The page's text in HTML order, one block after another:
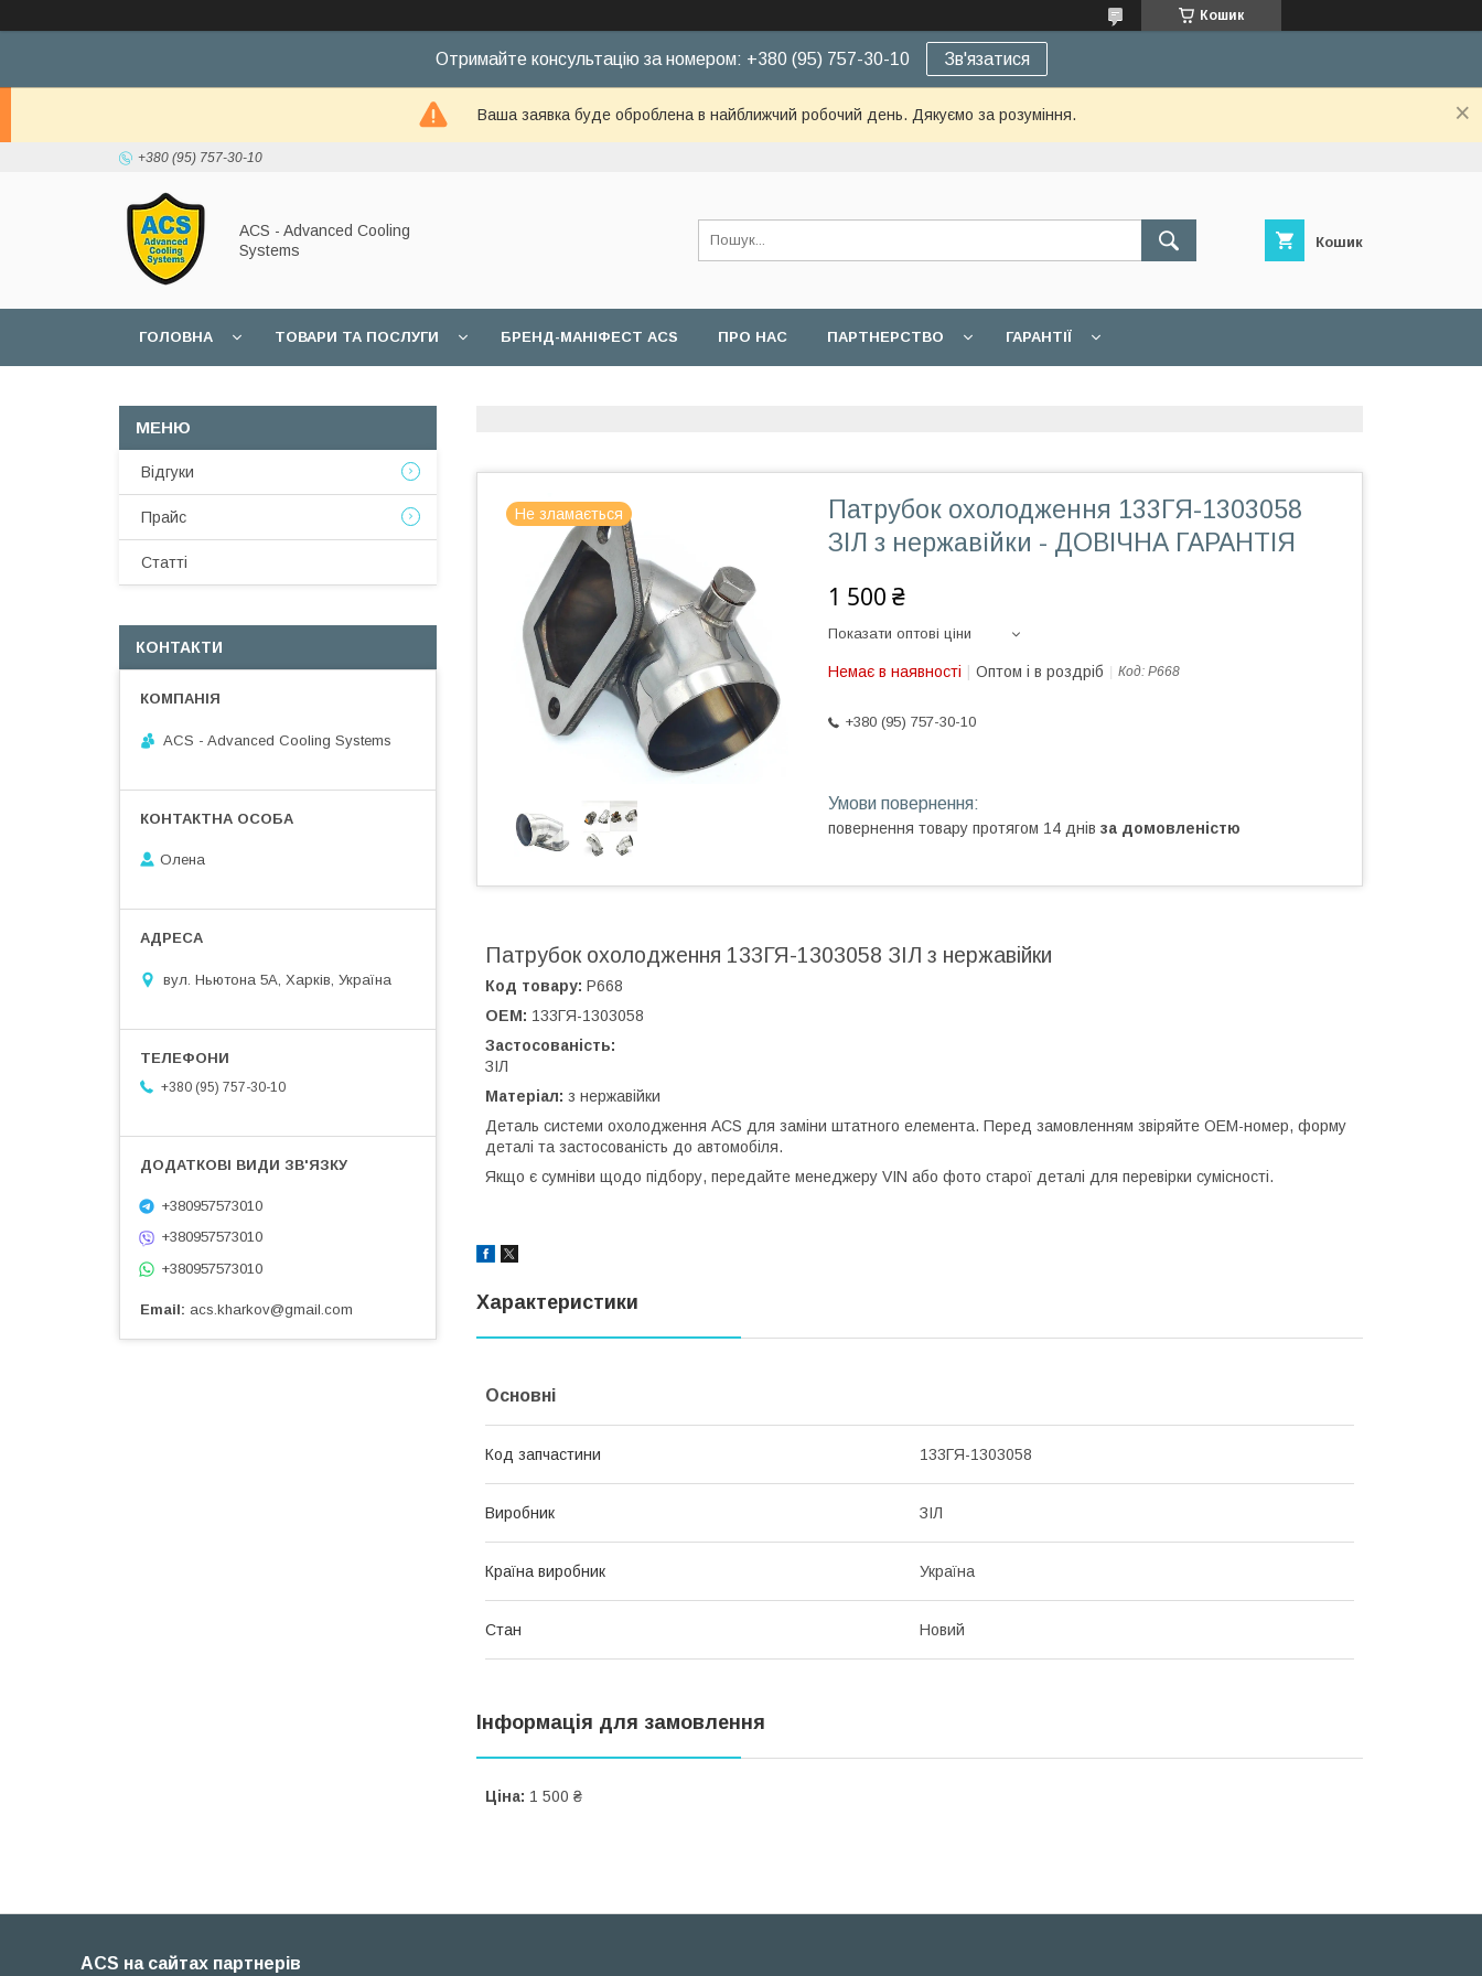
Кошик
Отримайте консультацію за номером: +380 (95) 757-30-10 Зв'язатися
Ваша заявка буде оброблена в найближчий робочий день. Дякуємо за розуміння.
+380 (95) 757-30-10
ACS - Advanced Cooling
Systems
Кошик
ГОЛОВНА ТОВАРИ ТА ПОСЛУГИ БРЕНД-МАНІФЕСТ ACS ПРО НАС ПАРТНЕРСТВО ГАРАНТІЇ
Не зламається
Патрубок охолодження 133ГЯ-1303058
ЗІЛ з нержавійки - ДОВІЧНА ГАРАНТІЯ
1 500 ₴
Показати оптові ціни
Немає в наявності Оптом і в роздріб Код: Р668
+380 (95) 757-30-10
повернення товару протягом 14 днів за домовленістю
Патрубок охолодження 133ГЯ-1303058 ЗІЛ з нержавійки
Код товару: Р668
OEM: 133ГЯ-1303058
Застосованість:
ЗІЛ
Матеріал: з нержавійки
Деталь системи охолодження ACS для заміни штатного елемента. Перед замовленням звіряйте OEM-номер, форму
деталі та застосованість до автомобіля.
Якщо є сумніви щодо підбору, передайте менеджеру VIN або фото старої деталі для перевірки сумісності.
Характеристики
Основні
Код запчастини 133ГЯ-1303058
Виробник ЗІЛ
Країна виробник Україна
Стан Новий
Інформація для замовлення
Ціна: 1 500 ₴
Відгуки
Прайс
Статті
КОНТАКТИ
ACS - Advanced Cooling Systems
Олена
вул. Ньютона 5А, Харків, Україна
+380 (95) 757-30-10
+380957573010
+380957573010
+380957573010
Email acs.kharkov@gmail.com
ACS на сайтах партнерів